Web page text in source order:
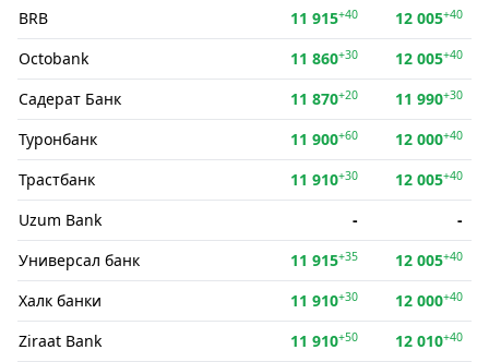
BRB 11 915+40 12 005+40
Octobank 11 860+30 12 005+40
Садерат Банк 11 870+20 11 990+30
Туронбанк 11 900+60 12 000+40
Трастбанк 11 910+30 12 005+40
Uzum Bank -
-
Универсал банк
11 915+35 12 005+40
Халк банки 11 910+30 12 000+40
Ziraat Bank 11 910+50 12 010+40